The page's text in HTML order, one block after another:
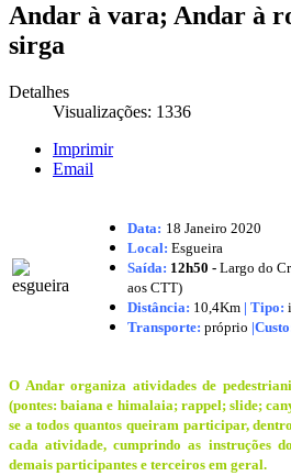
Andar à vara; Andar à
sirga
Detalhes
Visualizações: 1336
Imprimir
Email
Data: 18 Janeiro 2020
Local: Esgueira
Saída: 12h50 - Largo do
aos CTT)
Distância: 10,4Km | Tipo:
Transporte: próprio |
O Andar organiza atividades de
(pontes: baiana e himalaia; rappel; slide;
se a todos quantos queiram participar,
cada atividade, cumprindo as instruções
demais participantes e terceiros em geral.